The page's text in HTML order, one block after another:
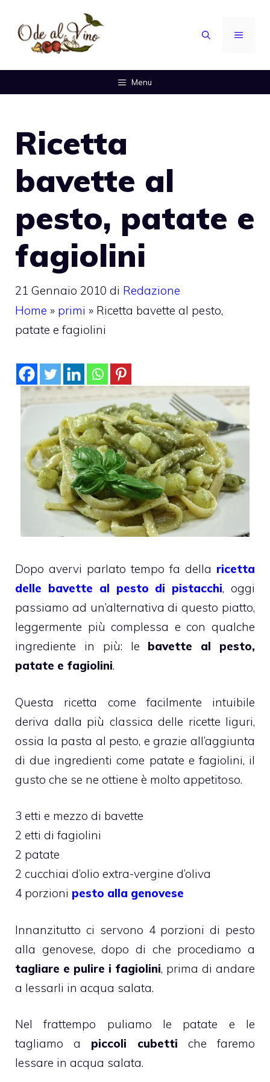
contenuto
MENU
Menu
Ricetta
bavette al
pesto, patate e
fagiolini
21 Gennaio 2010 di Redazione
Home » primi » Ricetta bavette al pesto,
patate e fagiolini
Dopo avervi parlato tempo fa della ricetta
delle bavette al pesto di pistacchi, oggi
passiamo ad un’alternativa di questo piatto,
leggermente più complessa e con qualche
ingrediente in più: le bavette al pesto,
patate e fagiolini.
Questa ricetta come facilmente intuibile
deriva dalla più classica delle ricette liguri,
ossia la pasta al pesto, e grazie all’aggiunta
di due ingredienti come patate e fagiolini, il
gusto che se ne ottiene è molto appetitoso.
3 etti e mezzo di bavette
2 etti di fagiolini
2 patate
2 cucchiai d’olio extra-vergine d’oliva
4 porzioni pesto alla genovese
Innanzitutto ci servono 4 porzioni di pesto
alla genovese, dopo di che procediamo a
tagliare e pulire i fagiolini, prima di andare
a lessarli in acqua salata.
Nel frattempo puliamo le patate e le
tagliamo a piccoli cubetti che faremo
lessare in acqua salata.